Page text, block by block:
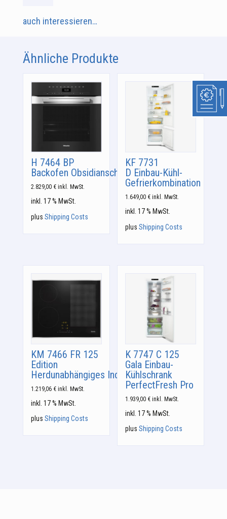
auch interessieren…
Ähnliche Produkte
H 7464 BP
Backofen Obsidianschwarz
2.829,00 € inkl. MwSt.
inkl. 17 % MwSt.
plus Shipping Costs
KF 7731
D Einbau-Kühl-
Gefrierkombination
1.649,00 € inkl. MwSt.
inkl. 17 % MwSt.
plusShipping Costs
KM 7466 FR 125
Edition
Herdunabhängiges Induktionskochfeld
1.219,06 € inkl. MwSt.
inkl. 17 % MwSt.
plus Shipping Costs
K 7747 C 125
Gala Einbau-
Kühlschrank
PerfectFresh Pro
1.939,00 € inkl. MwSt.
inkl. 17 % MwSt.
plusShipping Costs